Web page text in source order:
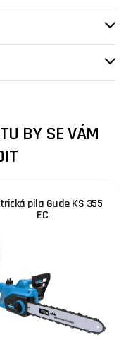
BY SE VÁM
pila Gude KS 355
EC